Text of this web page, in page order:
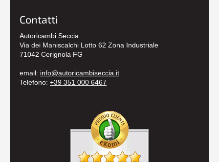
Contatti
Autoricambi Seccia
Via dei Maniscalchi Lotto 62 Zona Industriale
71042 Cerignola FG
email: info@autoricambiseccia.it
Telefono: +39 351 000 6467